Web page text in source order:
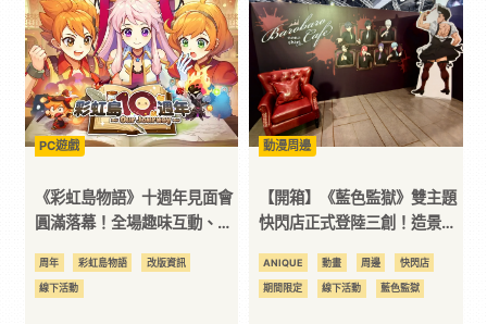
位
資
訊
平
台
PC遊戲
《彩虹島物語》十週年見面會
圓滿落幕！全場趣味互動、遊
同慶
周年 彩虹島物語 改版資訊
線下活動
動漫周邊
【開箱】《藍色監獄》雙主題
快閃店正式登陸三創！造景與
ANIQUE 動畫 周邊 快閃店
期間限定 線下活動 藍色監獄